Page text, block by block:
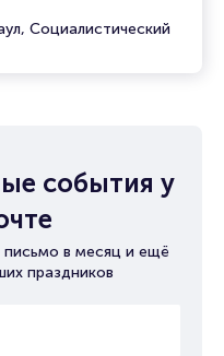
Социалистический
события у
в месяц и ещё
праздников